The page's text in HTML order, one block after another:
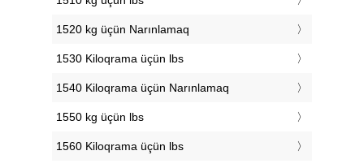
1520 kg üçün Narınlamaq
1530 Kiloqrama üçün lbs
1540 Kiloqrama üçün Narınlamaq
1550 kg üçün lbs
1560 Kiloqrama üçün lbs